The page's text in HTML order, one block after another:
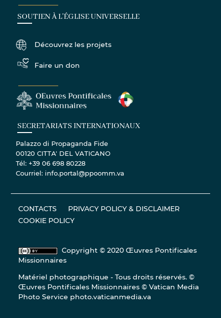
SOUTIEN À L'ÉGLISE UNIVERSELLE
Découvrez les projets
Faire un don
SECRETARIATS INTERNATIONAUX
Palazzo di Propaganda Fide
00120 CITTA' DEL VATICANO
Tél: +39 06 698 80228
Courriel: info.portal@ppoomm.va
CONTACTS
PRIVACY POLICY & DISCLAIMER
COOKIE POLICY
Copyright © 2020 Œuvres Pontificales
Missionnaires
Matériel photographique - Tous droits réservés. ©
Œuvres Pontificales Missionnaires © Vatican Media
Photo Service photo.vaticanmedia.va